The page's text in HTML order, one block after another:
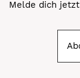
Melde dich